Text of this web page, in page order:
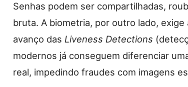
Senhas podem ser compartilhadas,
bruta. A biometria, por outro lado,
avanço das Liveness Detections
modernos já conseguem diferenciar
real, impedindo fraudes com imagens